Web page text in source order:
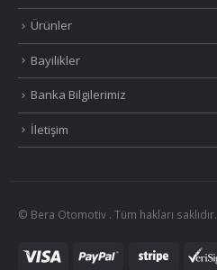
Ürünler
Bayilikler
Banka Bilgilerimiz
İletişim
© Bera Otomotiv . Tüm hakları saklıdır.